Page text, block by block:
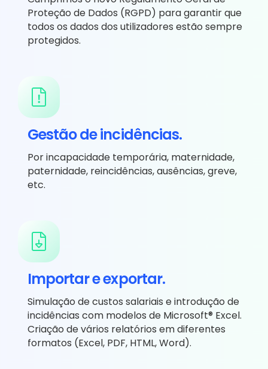
Proteção de Dados (RGPD) para garantir que
todos os dados dos utilizadores estão sempre
protegidos.
Gestão de incidências.
Por incapacidade temporária, maternidade,
paternidade, reincidências, ausências, greve,
etc.
Importar e exportar.
Simulação de custos salariais e introdução de
incidências com modelos de Microsoft® Excel.
Criação de vários relatórios em diferentes
formatos (Excel, PDF, HTML, Word).